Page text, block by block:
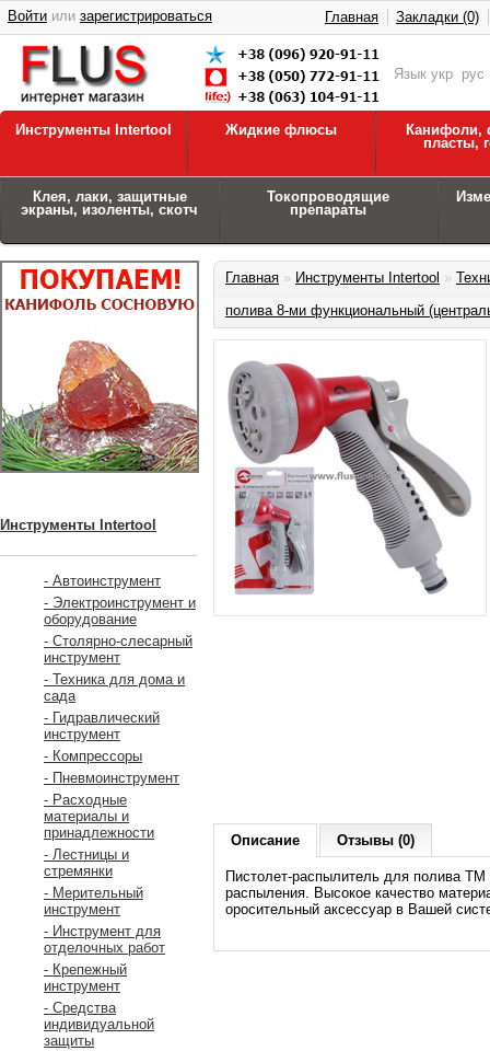
Язык укр рус
Войти или зарегистрироваться Главная Закладки (0)
Инструменты Intertool Жидкие флюсы
Канифоли,
пласты,
Клея, лаки, защитные
экраны, изоленты, скотч
Токопроводящие
препараты
Инструменты Intertool
- Автоинструмент
- Электроинструмент и
оборудование
- Столярно-слесарный
инструмент
- Техника для дома и
сада
- Гидравлический
инструмент
- Компрессоры
- Пневмоинструмент
- Расходные
материалы и
принадлежности
- Лестницы и
стремянки
- Мерительный
инструмент
- Инструмент для
отделочных работ
- Крепежный
инструмент
- Средства
индивидуальной
защиты
Главная » Инструменты Intertool »
полива 8-ми функциональный
Описание Отзывы (0)
Пистолет-распылитель для полива ТМ
распыления. Высокое качество
оросительный аксессуар в Вашей